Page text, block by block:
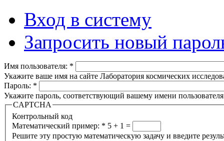
Вход в систему
Запросить новый
Имя пользователя: *
Укажите ваше имя на сайте Лаборатория космических
Пароль: *
Укажите пароль, соответствующий вашему имени
CAPTCHA
Контрольный код
Математический пример: * 5 + 1 =
Решите эту простую математическую задачу и введите